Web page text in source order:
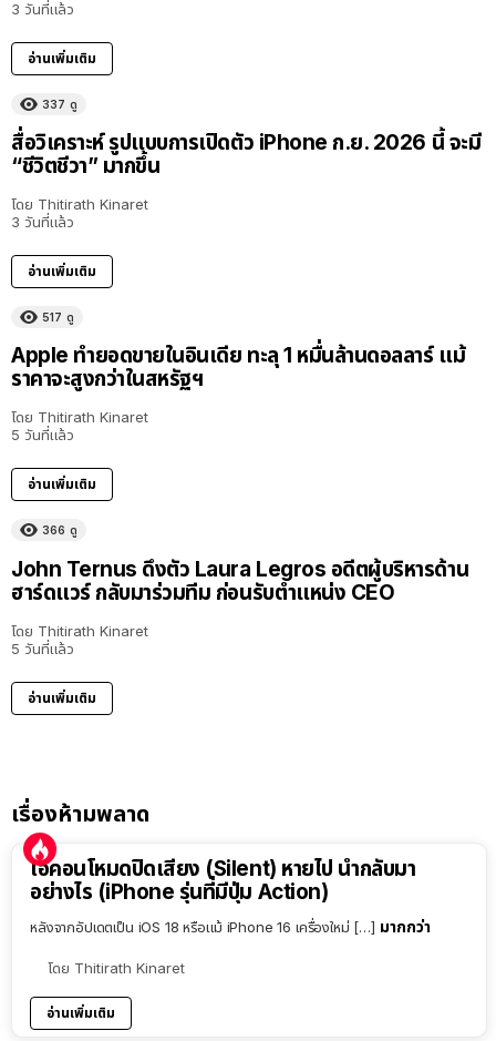
3 วันที่แล้ว
อ่านเพิ่มเติม
337 ดู
สื่อวิเคราะห์ รูปแบบการเปิดตัว iPhone ก.ย. 2026 นี้ จะมี
“ชีวิตชีวา” มากขึ้น
โดย Thitirath Kinaret
3 วันที่แล้ว
อ่านเพิ่มเติม
517 ดู
Apple ทำยอดขายในอินเดีย ทะลุ 1 หมื่นล้านดอลลาร์ แม้
ราคาจะสูงกว่าในสหรัฐฯ
โดย Thitirath Kinaret
5 วันที่แล้ว
อ่านเพิ่มเติม
366 ดู
John Ternus ดึงตัว Laura Legros อดีตผู้บริหารด้าน
ฮาร์ดแวร์ กลับมาร่วมทีม ก่อนรับตำแหน่ง CEO
โดย Thitirath Kinaret
5 วันที่แล้ว
อ่านเพิ่มเติม
เรื่องห้ามพลาด
ไอคอนโหมดปิดเสียง (Silent) หายไป นำกลับมา
อย่างไร (iPhone รุ่นที่มีปุ่ม Action)
หลังจากอัปเดตเป็น iOS 18 หรือแม้ iPhone 16 เครื่องใหม่ […] มากกว่า
โดย Thitirath Kinaret
อ่านเพิ่มเติม